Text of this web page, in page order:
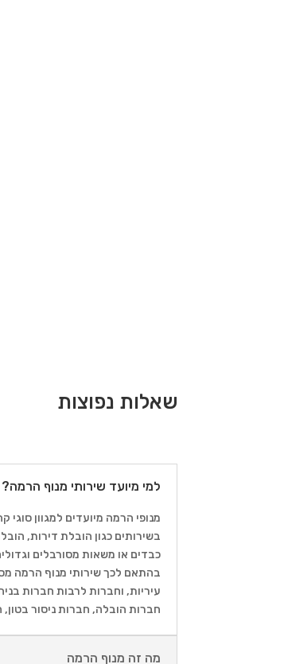
שאלות נפוצות
למי מיועד שירותי מנוף הרמה?
מנופי הרמה מיועדים למגוון
בשירותים כגון הובלת דירות,
כבדים או משאות מסורבלים
בהתאם לכך שירותי מנוף הרמה
עיריות, וחברות לרבות חברות
חברות הובלה, חברות ניסור
מה זה מנוף הרמה